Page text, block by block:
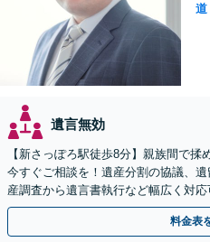
道
遺言無効
【新さっぽろ駅徒歩8分】親族間で
今すぐご相談を！遺産分割の協議、
産調査から遺言書執行など幅広く対応
が窓口になりストレス軽減！
料金表